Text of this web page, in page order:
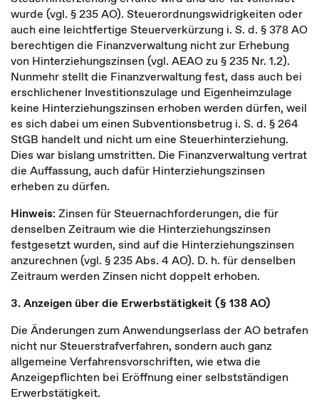
wurde (vgl. § 235 AO). Steuerordnungswidrigkeiten oder
auch eine leichtfertige Steuerverkürzung i. S. d. § 378 AO
berechtigen die Finanzverwaltung nicht zur Erhebung
von Hinterziehungszinsen (vgl. AEAO zu § 235 Nr. 1.2).
Nunmehr stellt die Finanzverwaltung fest, dass auch bei
erschlichener Investitionszulage und Eigenheimzulage
keine Hinterziehungszinsen erhoben werden dürfen, weil
es sich dabei um einen Subventionsbetrug i. S. d. § 264
StGB handelt und nicht um eine Steuerhinterziehung.
Dies war bislang umstritten. Die Finanzverwaltung vertrat
die Auffassung, auch dafür Hinterziehungszinsen
erheben zu dürfen.
Hinweis: Zinsen für Steuernachforderungen, die für
denselben Zeitraum wie die Hinterziehungszinsen
festgesetzt wurden, sind auf die Hinterziehungszinsen
anzurechnen (vgl. § 235 Abs. 4 AO). D. h. für denselben
Zeitraum werden Zinsen nicht doppelt erhoben.
3. Anzeigen über die Erwerbstätigkeit (§ 138 AO)
Die Änderungen zum Anwendungserlass der AO betrafen
nicht nur Steuerstrafverfahren, sondern auch ganz
allgemeine Verfahrensvorschriften, wie etwa die
Anzeigepflichten bei Eröffnung einer selbstständigen
Erwerbstätigkeit.